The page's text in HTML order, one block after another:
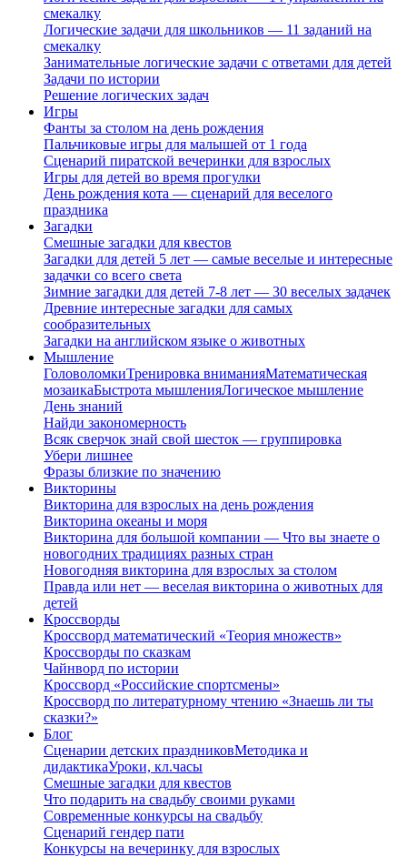
смекалку
Логические задачи для школьников — 11 заданий на
смекалку
Занимательные логические задачи с ответами для детей
Задачи по истории
Решение логических задач
Игры
Фанты за столом на день рождения
Пальчиковые игры для малышей от 1 года
Сценарий пиратской вечеринки для взрослых
Игры для детей во время прогулки
День рождения кота — сценарий для веселого
праздника
Загадки
Смешные загадки для квестов
Загадки для детей 5 лет — самые веселые и интересные
задачки со всего света
Зимние загадки для детей 7-8 лет — 30 веселых задачек
Древние интересные загадки для самых
сообразительных
Загадки на английском языке о животных
Мышление
ГоловоломкиТренировка вниманияМатематическая
мозаикаБыстрота мышленияЛогическое мышление
День знаний
Найди закономерность
Всяк сверчок знай свой шесток — группировка
Убери лишнее
Фразы близкие по значению
Викторины
Викторина для взрослых на день рождения
Викторина океаны и моря
Викторина для большой компании — Что вы знаете о
новогодних традициях разных стран
Новогодняя викторина для взрослых за столом
Правда или нет — веселая викторина о животных для
детей
Кроссворды
Кроссворд математический «Теория множеств»
Кроссворды по сказкам
Чайнворд по истории
Кроссворд «Российские спортсмены»
Кроссворд по литературному чтению «Знаешь ли ты
сказки?»
Блог
Сценарии детских праздниковМетодика и
дидактикаУроки, кл.часы
Смешные загадки для квестов
Что подарить на свадьбу своими руками
Современные конкурсы на свадьбу
Сценарий гендер пати
Конкурсы на вечеринку для взрослых